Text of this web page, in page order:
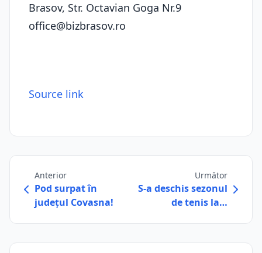
Brasov, Str. Octavian Goga Nr.9
office@bizbrasov.ro
Source link
Anterior
Pod surpat în
județul Covasna!
Următor
S-a deschis sezonul
de tenis la…